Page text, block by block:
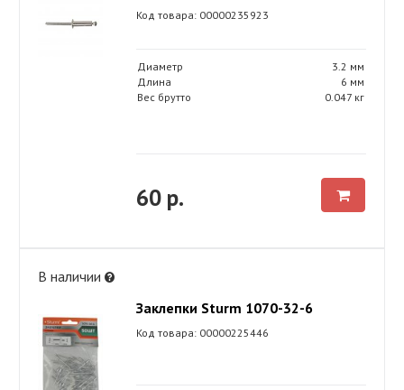
Код товара: 00000235923
Диаметр
3.2 мм
Длина
6 мм
Вес брутто
0.047 кг
60 р.
В наличии
Заклепки Sturm 1070-32-6
Код товара: 00000225446